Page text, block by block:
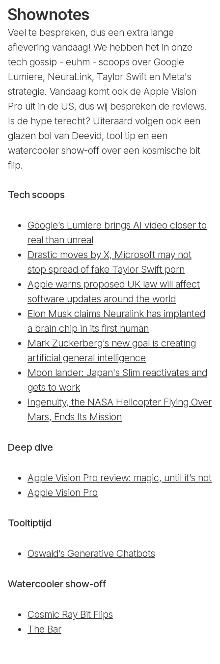
Shownotes
Veel te bespreken, dus een extra lange
aflevering vandaag! We hebben het in onze
tech gossip - euhm - scoops over Google
Lumiere, NeuraLink, Taylor Swift en Meta's
strategie. Vandaag komt ook de Apple Vision
Pro uit in de US, dus wij bespreken de reviews.
Is de hype terecht? Uiteraard volgen ook een
glazen bol van Deevid, tool tip en een
watercooler show-off over een kosmische bit
flip.
Tech scoops
Google’s Lumiere brings AI video closer to
real than unreal
Drastic moves by X, Microsoft may not
stop spread of fake Taylor Swift porn
Apple warns proposed UK law will affect
software updates around the world
Elon Musk claims Neuralink has implanted
a brain chip in its first human
Mark Zuckerberg’s new goal is creating
artificial general intelligence
Moon lander: Japan's Slim reactivates and
gets to work
Ingenuity, the NASA Helicopter Flying Over
Mars, Ends Its Mission
Deep dive
Apple Vision Pro review: magic, until it’s not
Apple Vision Pro
Tooltiptijd
Oswald’s Generative Chatbots
Watercooler show-off
Cosmic Ray Bit Flips
The Bar